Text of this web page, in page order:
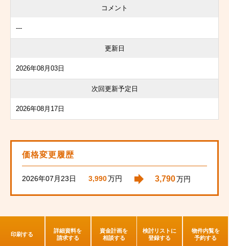
コメント
---
更新日
2026年08月03日
次回更新予定日
2026年08月17日
価格変更履歴
2026年07月23日 3,990万円 3,790万円
印刷する
詳細資料を
請求する
資金計画を
相談する
検討リストに
登録する
物件内覧を
予約する